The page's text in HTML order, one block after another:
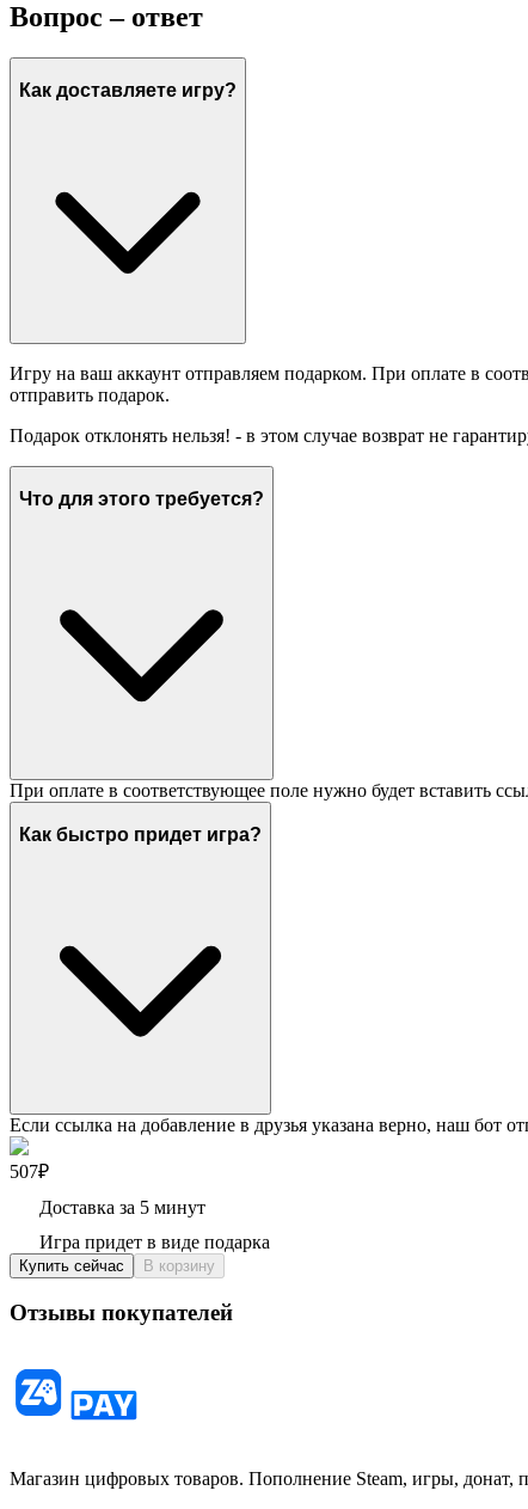
Вопрос – ответ
Как доставляете игру?
Игру на ваш аккаунт отправляем подарком. При оплате в
отправить подарок.
Подарок отклонять нельзя! - в этом случае возврат не
Что для этого требуется?
При оплате в соответствующее поле нужно будет вставить
Как быстро придет игра?
Если ссылка на добавление в друзья указана верно, наш бот
507₽
Доставка за 5 минут
Игра придет в виде подарка
Купить сейчас В корзину
Отзывы покупателей
Магазин цифровых товаров. Пополнение Steam, игры, донат,